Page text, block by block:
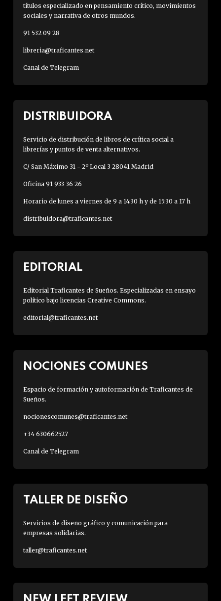
títulos especializado en pensamiento crítico, movimientos
sociales y narrativa de otros mundos.
91 532 09 28
libreria@traficantes.net
Canal de Telegram
DISTRIBUIDORA
Servicio de distribución de libros de crítica social a
librerías y puntos de venta alternativos.
C/ San Máximo 31 - 2º Local 3 28041 Madrid
Oficina 91 933 36 26
Horario de lunes a viernes de 9 a 14:30 h y de 15:30 a 17 h
distribuidora@traficantes.net
EDITORIAL
Editorial Traficantes de Sueños. Especializadas en ensayo
político bajo licencias Creative Commons.
editorial@traficantes.net
NOCIONES COMUNES
Espacio de formación y autoformación de Traficantes de
Sueños.
nocionescomunes@traficantes.net
+34 630662527
Canal de Telegram
TALLER DE DISEÑO
Servicios de diseño gráfico y comunicación para
empresas solidarias.
taller@traficantes.net